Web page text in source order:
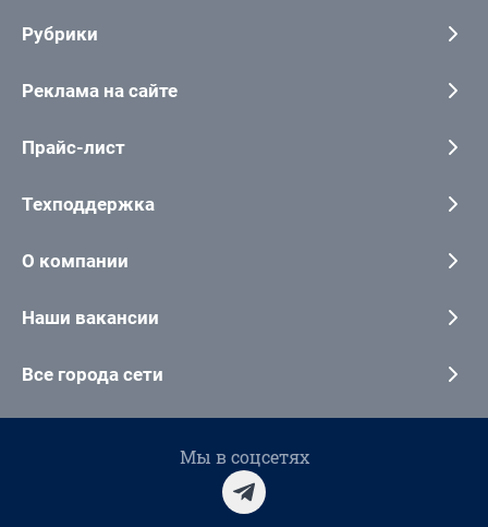
Рубрики
Реклама на сайте
Прайс-лист
Техподдержка
О компании
Наши вакансии
Все города сети
Мы в соцсетях